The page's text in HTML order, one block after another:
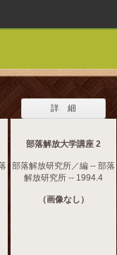
詳 細
部落解放大学講座 2
部落解放研究所／編 -- 部落
解放研究所 -- 1994.4
（画像なし）